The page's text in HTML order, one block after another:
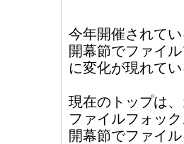
今年開催されて
開幕節でファイ
に変化が現れて
現在のトップは
ファイルフォッ
開幕節でファイ